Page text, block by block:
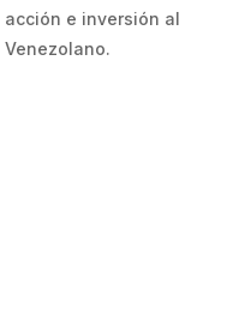
e inversión al